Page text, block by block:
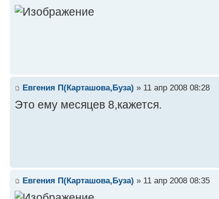
Евгения П(Карташова,Буза) » 11 апр 2008 08:28
Это ему месяцев 8,кажется.
Евгения П(Карташова,Буза) » 11 апр 2008 08:35